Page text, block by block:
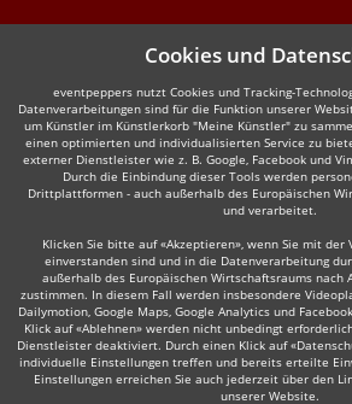
Cookies und
eventpeppers nutzt Cookies und Tracking-
Datenverarbeitungen sind für die Funktion unserer
um Künstler im Künstlerkorb "Meine Künstler" zu
einen optimierten und individualisierten Service zu
externer Dienstleister wie z. B. Google, Facebook und
Durch die Einbindung dieser Tools werden
Drittplattformen - auch außerhalb des Europäischen
und verarbeitet.
Klicken Sie bitte auf «Akzeptieren», wenn Sie mit der
einverstanden sind und in die Datenverarbeitung
außerhalb des Europäischen Wirtschaftsraums nach
zustimmen. In diesem Fall werden insbesondere
Dailymotion, Google Maps, Google Analytics und
Klick auf «Ablehnen» werden nicht unbedingt
Dienstleister deaktiviert. Durch einen Klick auf
individuelle Einstellungen treffen und bereits erteilte
Einstellungen erreichen Sie auch jederzeit über den
unserer Website.